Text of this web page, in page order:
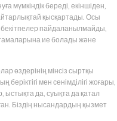
мүмкіндік береді, екіншіден,
қысқартады. Осы
пайдаланылмайды,
ие болады және
өздерінің мінсіз сыртқы
мен сенімділігі жоғары,
ыстықта да, суықта да қатал
Біздің нысандардың қызмет